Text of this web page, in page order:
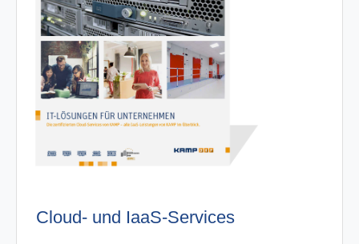
Cloud- und IaaS-Services